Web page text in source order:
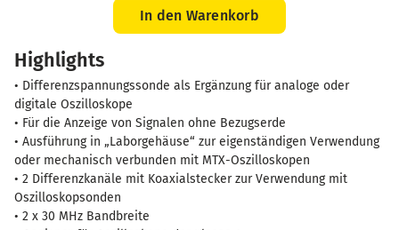
B
Differenzspannungssonde
MHz
Gehäuse
MTX-
Pack
Menge
In den Warenkorb
Highlights
• Differenzspannungssonde als Ergänzung für analoge oder
digitale Oszilloskope
• Für die Anzeige von Signalen ohne Bezugserde
• Ausführung in „Laborgehäuse“ zur eigenständigen Verwendung
oder mechanisch verbunden mit MTX-Oszilloskopen
• 2 Differenzkanäle mit Koaxialstecker zur Verwendung mit
Oszilloskopsonden
• 2 x 30 MHz Bandbreite